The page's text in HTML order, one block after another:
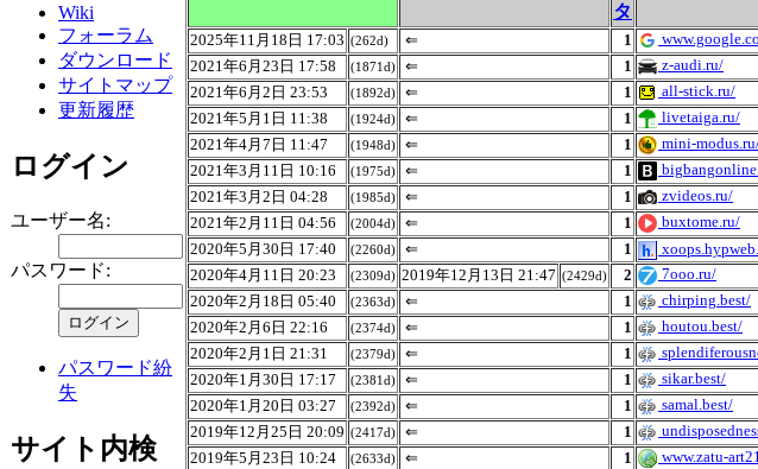
Wiki
フォーラム
ダウンロード
サイトマップ
更新履歴
ログイン
ユーザー名:
パスワード:
パスワード紛
失
サイト内検
タ
2025年11月18日 17:03 (262d) ⇐ 1
2021年6月23日 17:58
(1871d) ⇐ 1
z-audi.ru/
2021年6月2日 23:53
(1892d) ⇐ 1
all-stick.ru/
2021年5月1日 11:38
(1924d) ⇐ 1
livetaiga.ru/
2021年4月7日 11:47
(1948d) ⇐ 1
mini-
2021年3月11日 10:16
(1975d) ⇐ 1
2021年3月2日 04:28
(1985d) ⇐ 1
zvideos.ru/
2021年2月11日 04:56
(2004d) ⇐ 1
buxtome.ru/
2020年5月30日 17:40
(2260d) ⇐ 1
2020年4月11日 20:23
(2309d) 2019年12月13日 21:47 (2429d) 2
7ooo.ru/
2020年2月18日 05:40
(2363d) ⇐ 1
chirping.best/
2020年2月6日 22:16
(2374d) ⇐ 1
houtou.best/
2020年2月1日 21:31
(2379d) ⇐ 1
2020年1月30日 17:17
(2381d) ⇐ 1
sikar.best/
2020年1月20日 03:27
(2392d) ⇐ 1
samal.best/
2019年12月25日 20:09 (2417d) ⇐ 1
2019年5月23日 10:24
(2633d) ⇐ 1
www.zatu-